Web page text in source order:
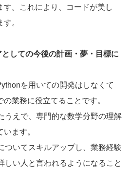
す。これにより、コードが美し
。
しての今後の計画・夢・目標に
を用いての開発はしなくて
業務に役立てることです。
うえで、専門的な数学分野の理解
ます。
ついてスキルアップし、業務経験
しい人と言われるようになること